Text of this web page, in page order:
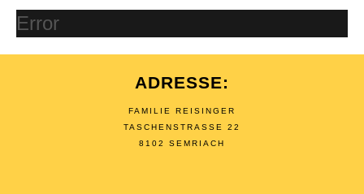
Error
ADRESSE:
FAMILIE REISINGER
TASCHENSTRASSE 22
8102 SEMRIACH